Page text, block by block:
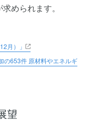
められます。
月）」
の653件 原材料やエネルギ
望